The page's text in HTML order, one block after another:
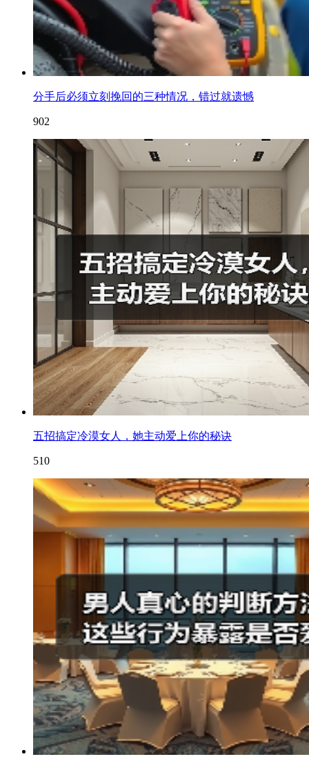
分手后必须立刻挽回的三种情况，错过就遗憾
902
五招搞定冷漠女人，她主动爱上你的秘诀
510